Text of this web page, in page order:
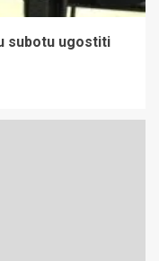
subotu ugostiti